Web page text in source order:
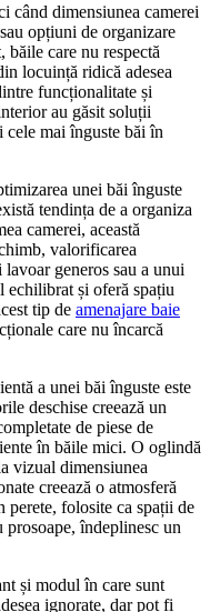
când dimensiunea camerei
opțiuni de organizare
băile care nu respectă
locuință ridică adesea
funcționalitate și
au găsit soluții
cele mai înguste băi în
unei băi înguste
tendința de a organiza
camerei, această
valorificarea
generos sau a unui
echilibrat și oferă spațiu
tip de amenajare baie
care nu încarcă
a unei băi înguste este
deschise creează un
de piese de
în băile mici. O oglindă
vizual dimensiunea
creează o atmosferă
perete, folosite ca spații de
prosoape, îndeplinesc un
și modul în care sunt
ignorate, dar pot fi